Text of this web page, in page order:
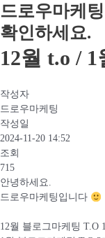
드로우마케
확인하세요.​
12월 t.o / 1
작성자
드로우마케팅
작성일
2024-11-20 14:52
조회
715
안녕하세요.
드로우마케팅입니다
12월 블로그마케팅 T.O